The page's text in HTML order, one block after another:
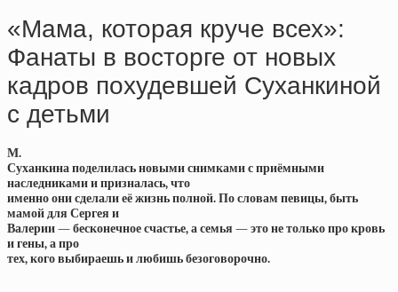
«Мама, которая круче всех»:
Фанаты в восторге от новых
кадров похудевшей Суханкиной
с детьми
М.
Суханкина поделилась новыми снимками с приёмными
наследниками и призналась, что
именно они сделали её жизнь полной. По словам певицы, быть
мамой для Сергея и
Валерии — бесконечное счастье, а семья — это не только про кровь
и гены, а про
тех, кого выбираешь и любишь безоговорочно.